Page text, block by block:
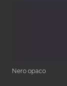
Nero opaco